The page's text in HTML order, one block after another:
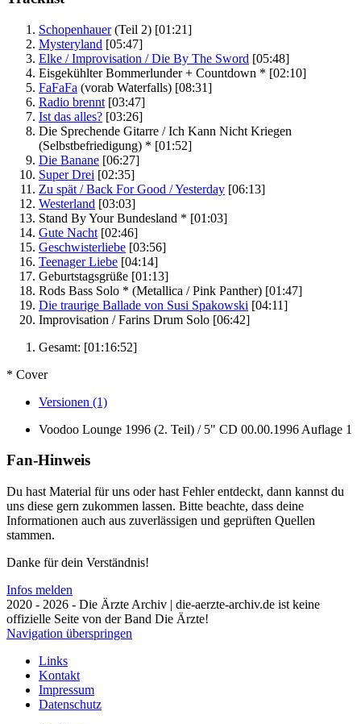
Schopenhauer (Teil 2) [01:21]
Mysteryland [05:47]
Elke / Improvisation / Die By The Sword [05:48]
Eisgekühlter Bommerlunder + Countdown * [02:10]
FaFaFa (vorab Waterfalls) [08:31]
Radio brennt [03:47]
Ist das alles? [03:26]
Die Sprechende Gitarre / Ich Kann Nicht Kriegen
(Selbstbefriedigung) * [01:52]
Die Banane [06:27]
Super Drei [02:35]
Zu spät / Back For Good / Yesterday [06:13]
Westerland [03:03]
Stand By Your Bundesland * [01:03]
Gute Nacht [02:46]
Geschwisterliebe [03:56]
Teenager Liebe [04:14]
Geburtstagsgrüße [01:13]
Rods Bass Solo * (Metallica / Pink Panther) [01:47]
Die traurige Ballade von Susi Spakowski [04:11]
Improvisation / Farins Drum Solo [06:42]
Gesamt: [01:16:52]
* Cover
Versionen (1)
Voodoo Lounge 1996 (2. Teil) / 5" CD 00.00.1996 Auflage 1
Fan-Hinweis
Du hast Material für uns oder hast Fehler entdeckt, dann kannst du
uns diese gern zukommen lassen. Bitte beachte, dass deine
Informationen auch aus zuverlässigen und geprüften Quellen
stammen.
Danke für dein Verständnis!
Infos melden
2020 - 2026 - Die Ärzte Archiv | die-aerzte-archiv.de ist keine
offizielle Seite von der Band Die Ärzte!
Navigation überspringen
Links
Kontakt
Impressum
Datenschutz